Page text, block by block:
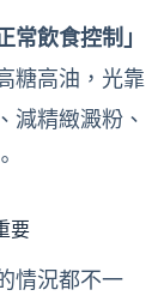
飲食控制」
糖高油，光靠
減精緻澱粉、
要
情況都不一